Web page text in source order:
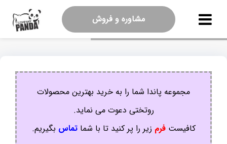
مشاوره و فروش
مجموعه پاندا شما را به خرید بهترین محصولات
روتختی دعوت می نماید.
کافیستفرم زیر را پر کنید تا با شماتماس بگیریم.